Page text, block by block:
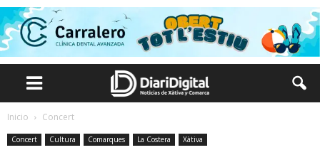
Inicio Concert
Concert Cultura Comarques La Costera Xàtiva